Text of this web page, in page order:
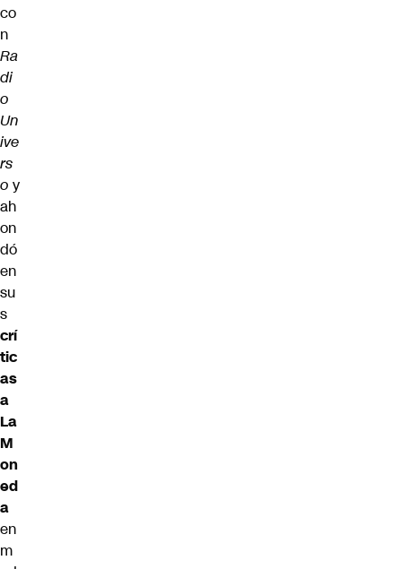
co
n
Ra
di
o
Un
ive
rs
o y
ah
on
dó
en
su
s
crí
tic
as
a
La
M
on
ed
a
en
m